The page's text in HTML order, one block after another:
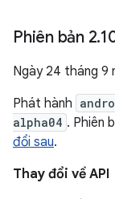
Phiên bản 2.
Ngày 24 tháng 9
Phát hành
alpha04 . Phiên
đổi sau.
Thay đổi về API